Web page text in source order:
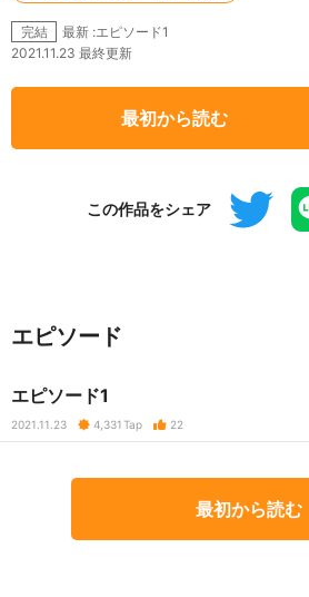
完結
最新 :エピソード1
2021.11.23 最終更新
最初から読む
この作品をシェア
エピソード
エピソード1
2021.11.23 4,331Tap 22
最初から読む